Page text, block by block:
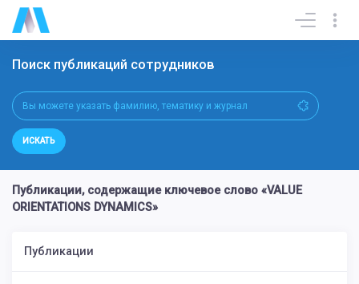
Поиск публикаций сотрудников
ИСКАТЬ
Публикации, содержащие ключевое слово «VALUE
ORIENTATIONS DYNAMICS»
Публикации